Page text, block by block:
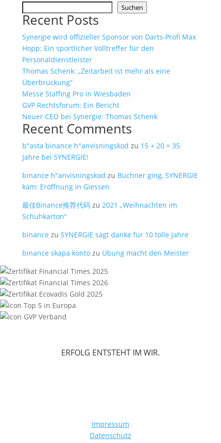
Suchen
Recent Posts
Synergie wird offizieller Sponsor von Darts-Profi Max
Hopp: Ein sportlicher Volltreffer für den
Personaldienstleister
Thomas Schenk: „Zeitarbeit ist mehr als eine
Überbrückung“
Messe Staffing Pro in Wiesbaden
GVP Rechtsforum: Ein Bericht
Neuer CEO bei Synergie: Thomas Schenk
Recent Comments
b"asta binance h"anvisningskod zu 15 + 20 = 35
Jahre bei SYNERGIE!
binance h"anvisningskod zu Büchner ging, SYNERGIE
kam: Eröffnung in Giessen
最佳Binance推荐代码zu 2021 „Weihnachten im
Schuhkarton“
binance zu SYNERGIE sagt danke für 10 tolle Jahre
binance skapa kontozu Übung macht den Meister
ERFOLG ENTSTEHT IM WIR.
Impressum
Datenschutz